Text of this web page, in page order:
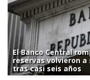
El Banco Central
reservas volvieron a
tras casi seis años